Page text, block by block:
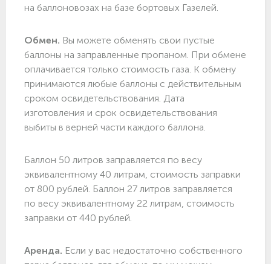
на баллоновозах на базе бортовых Газелей.
Обмен. Вы можете обменять свои пустые
баллоны на заправленные пропаном. При обмене
оплачивается только стоимость газа. К обмену
принимаются любые баллоны с действительным
сроком освидетельствования. Дата
изготовления и срок освидетельствования
выбиты в верней части каждого баллона.
Баллон 50 литров заправляется по весу
эквивалентному 40 литрам, стоимость заправки
от 800 рублей. Баллон 27 литров заправляется
по весу эквивалентному 22 литрам, стоимость
заправки от 440 рублей.
Аренда. Если у вас недостаточно собственного